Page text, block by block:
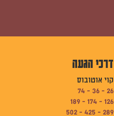
דרכי הגעה
קוי אוטובוס
26 - 36 - 74
126 - 174 - 189
289 - 425 - 502